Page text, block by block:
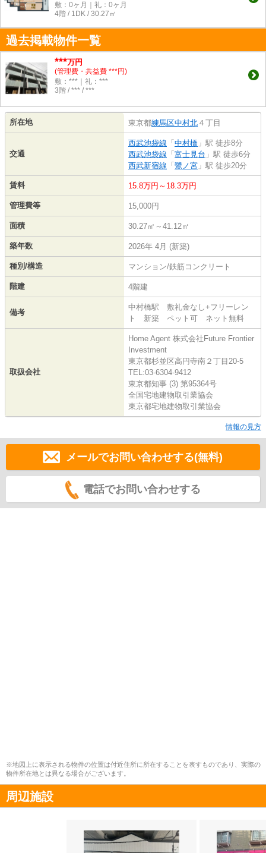
敷：0ヶ月｜礼：0ヶ月
4階 / 1DK / 30.27㎡
過去掲載物件一覧
***万円
(管理費・共益費 ***円)
敷：***｜礼：***
3階 / *** / ***
所在地 東京都練馬区中村北 ４丁目
交通
西武池袋線 「 中村橋 」駅 徒歩8分
西武池袋線 「 富士見台 」駅 徒歩6分
西武新宿線 「 鷺ノ宮 」駅 徒歩20分
賃料 15.8万円～18.3万円
管理費等 15,000円
面積 30.27㎡～41.12㎡
築年数 2026年 4月 (新築)
種別/構造 マンション/鉄筋コンクリート
階建 4階建
備考
中村橋駅 敷礼金なし+フリーレン
ト 新築 ペット可 ネット無料
取扱会社
Home Agent 株式会社Future Frontier
Investment
東京都杉並区高円寺南２丁目20-5
TEL:03-6304-9412
東京都知事 (3) 第95364号
全国宅地建物取引業協会
東京都宅地建物取引業協会
情報の見方
メールでお問い合わせする(無料)
電話でお問い合わせする
※地図上に表示される物件の位置は付近住所に所在することを表すものであり、実際の
物件所在地とは異なる場合がございます。
周辺施設